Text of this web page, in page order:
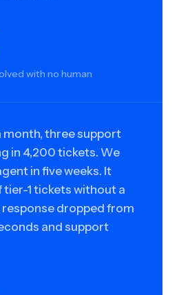
with no human
month, three support
in 4,200 tickets. We
in five weeks. It
tier-1 tickets without a
response dropped from
and support